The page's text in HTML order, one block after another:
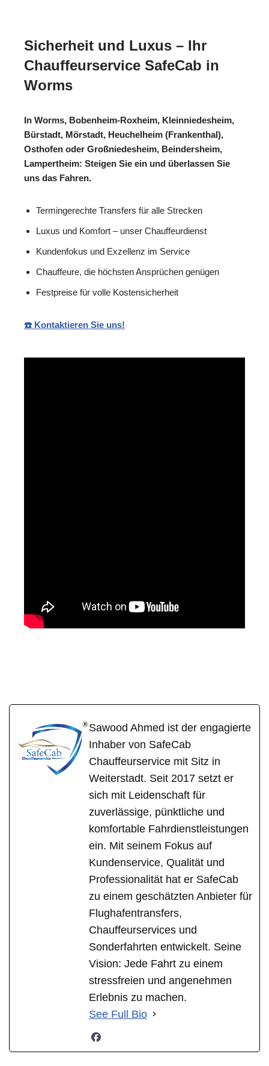
Sicherheit und Luxus – Ihr
Chauffeurservice SafeCab in
Worms
In Worms, Bobenheim-Roxheim, Kleinniedesheim,
Bürstadt, Mörstadt, Heuchelheim (Frankenthal),
Osthofen oder Großniedesheim, Beindersheim,
Lampertheim: Steigen Sie ein und überlassen Sie
uns das Fahren.
Termingerechte Transfers für alle Strecken
Luxus und Komfort – unser Chauffeurdienst
Kundenfokus und Exzellenz im Service
Chauffeure, die höchsten Ansprüchen genügen
Festpreise für volle Kostensicherheit
☎️ Kontaktieren Sie uns!
Sawood Ahmed ist der engagierte
Inhaber von SafeCab
Chauffeurservice mit Sitz in
Weiterstadt. Seit 2017 setzt er
sich mit Leidenschaft für
zuverlässige, pünktliche und
komfortable Fahrdienstleistungen
ein. Mit seinem Fokus auf
Kundenservice, Qualität und
Professionalität hat er SafeCab
zu einem geschätzten Anbieter für
Flughafentransfers,
Chauffeurservices und
Sonderfahrten entwickelt. Seine
Vision: Jede Fahrt zu einem
stressfreien und angenehmen
Erlebnis zu machen.
See Full Bio